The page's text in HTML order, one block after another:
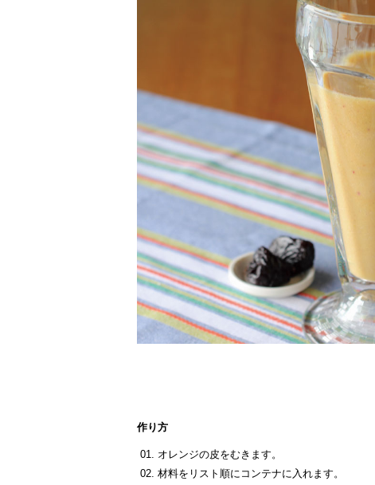
作り方
オレンジの皮をむきます。
材料をリスト順にコンテナに入れます。